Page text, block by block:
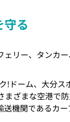
る
リー、タンカ
!ドーム、大分
ざまな空港で
機関であるカ